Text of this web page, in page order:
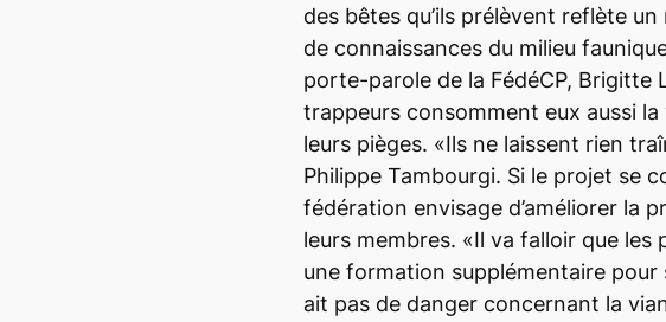
des bêtes qu’ils prélèvent reflète
de connaissances du milieu
porte-parole de la FédéCP, Brigitte
trappeurs consomment eux aussi la
leurs pièges. «Ils ne laissent rien
Philippe Tambourgi. Si le projet se
fédération envisage d’améliorer la
leurs membres. «Il va falloir que les
une formation supplémentaire pour
ait pas de danger concernant la